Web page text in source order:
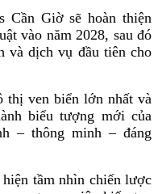
Cần Giờ sẽ hoàn thiện
vào năm 2028, sau đó
và dịch vụ đầu tiên cho
thị ven biển lớn nhất và
biểu tượng mới của
– thông minh – đáng
tầm nhìn chiến lược